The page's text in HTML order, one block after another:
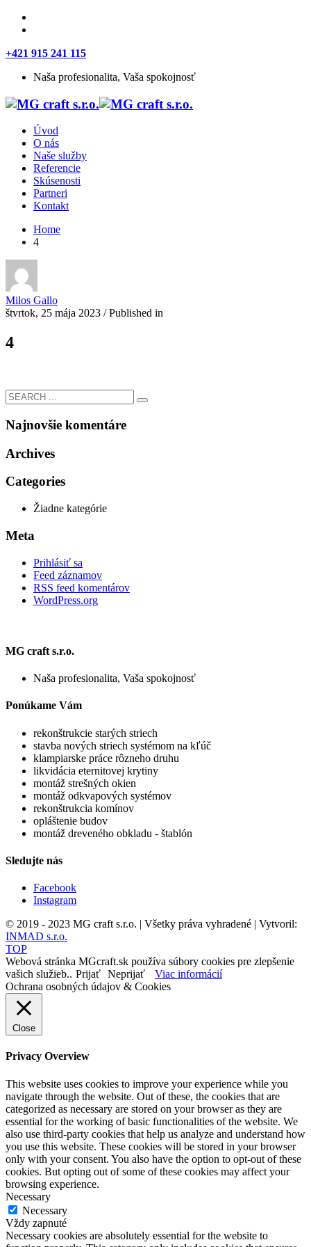
+421 915 241 115
Naša profesionalita, Vaša spokojnosť
Úvod
O nás
Naše služby
Referencie
Skúsenosti
Partneri
Kontakt
Home
4
Milos Gallo
štvrtok, 25 mája 2023 /Published in
4
Najnovšie komentáre
Archives
Categories
Žiadne kategórie
Meta
Prihlásiť sa
Feed záznamov
RSS feed komentárov
WordPress.org
MG craft s.r.o.
Naša profesionalita, Vaša spokojnosť
Ponúkame Vám
rekonštrukcie starých striech
stavba nových striech systémom na kľúč
klampiarske práce rôzneho druhu
likvidácia eternitovej krytiny
montáž strešných okien
montáž odkvapových systémov
rekonštrukcia komínov
opláštenie budov
montáž dreveného obkladu - štablón
Sledujte nás
Facebook
Instagram
© 2019 - 2023 MG craft s.r.o. | Všetky práva vyhradené | Vytvoril:
INMAD s.r.o.
TOP
Webová stránka MGcraft.sk používa súbory cookies pre zlepšenie
vašich služieb.. Prijať Neprijať
Viac informácií
Ochrana osobných údajov & Cookies
Close
Privacy Overview
This website uses cookies to improve your experience while you
navigate through the website. Out of these, the cookies that are
categorized as necessary are stored on your browser as they are
essential for the working of basic functionalities of the website. We
also use third-party cookies that help us analyze and understand how
you use this website. These cookies will be stored in your browser
only with your consent. You also have the option to opt-out of these
cookies. But opting out of some of these cookies may affect your
browsing experience.
Necessary
Necessary
Vždy zapnuté
Necessary cookies are absolutely essential for the website to